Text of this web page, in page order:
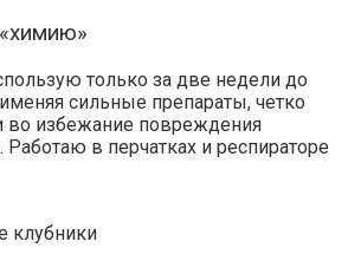
только за две недели до
сильные препараты, четко
во избежание повреждения
Работаю в перчатках и респираторе
клубники